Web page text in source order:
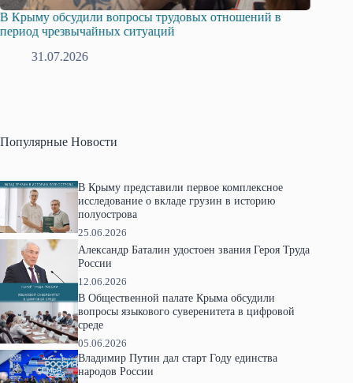
В Крыму обсудили вопросы трудовых отношений в
период чрезвычайных ситуаций
31.07.2026
Популярные Новости
В Крыму представили первое комплексное
исследование о вкладе грузин в историю
полуострова
25.06.2026
Александр Баталин удостоен звания Героя Труда
России
12.06.2026
В Общественной палате Крыма обсудили
вопросы языкового суверенитета в цифровой
среде
05.06.2026
Владимир Путин дал старт Году единства
народов России